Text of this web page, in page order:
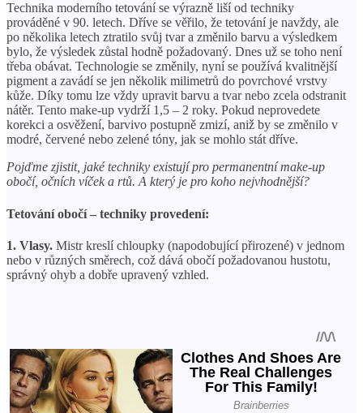
Technika moderního tetování se výrazně liší od techniky
prováděné v 90. letech. Dříve se věřilo, že tetování je navždy, ale
po několika letech ztratilo svůj tvar a změnilo barvu a výsledkem
bylo, že výsledek zůstal hodně požadovaný. Dnes už se toho není
třeba obávat. Technologie se změnily, nyní se používá kvalitnější
pigment a zavádí se jen několik milimetrů do povrchové vrstvy
kůže. Díky tomu lze vždy upravit barvu a tvar nebo zcela odstranit
nátěr. Tento make-up vydrží 1,5 – 2 roky. Pokud neprovedete
korekci a osvěžení, barvivo postupně zmizí, aniž by se změnilo v
modré, červené nebo zelené tóny, jak se mohlo stát dříve.
Pojďme zjistit, jaké techniky existují pro permanentní make-up
obočí, očních víček a rtů. A který je pro koho nejvhodnější?
Tetování obočí – techniky provedení:
1. Vlasy. Mistr kreslí chloupky (napodobující přirozené) v jednom
nebo v různých směrech, což dává obočí požadovanou hustotu,
správný ohyb a dobře upravený vzhled.